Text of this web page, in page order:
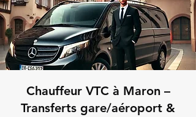
Chauffeur VTC à Maron –
Transferts gare/aéroport &